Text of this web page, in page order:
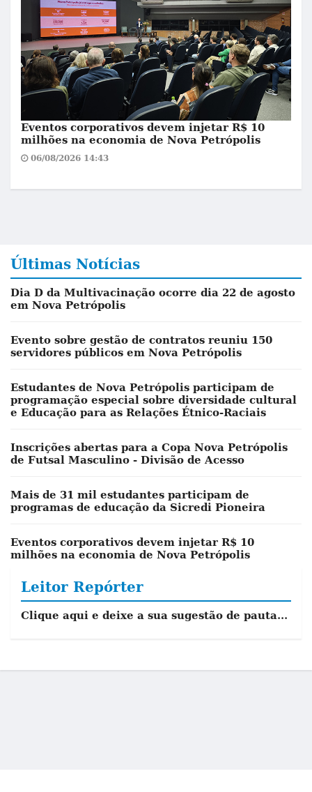
Eventos corporativos devem injetar R$ 10
milhões na economia de Nova Petrópolis
06/08/2026 14:43
Últimas Notícias
Dia D da Multivacinação ocorre dia 22 de agosto
em Nova Petrópolis
Evento sobre gestão de contratos reuniu 150
servidores públicos em Nova Petrópolis
Estudantes de Nova Petrópolis participam de
programação especial sobre diversidade cultural
e Educação para as Relações Étnico-Raciais
Inscrições abertas para a Copa Nova Petrópolis
de Futsal Masculino - Divisão de Acesso
Mais de 31 mil estudantes participam de
programas de educação da Sicredi Pioneira
Eventos corporativos devem injetar R$ 10
milhões na economia de Nova Petrópolis
Leitor Repórter
Clique aqui e deixe a sua sugestão de pauta...